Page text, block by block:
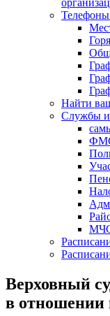
Найти
Службы
Верховный
в отношении